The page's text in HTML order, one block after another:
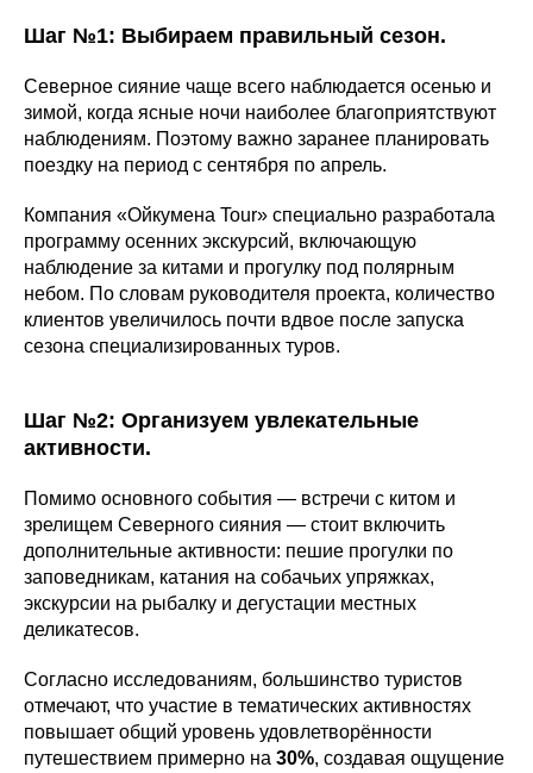
Шаг №1: Выбираем правильный сезон.
Северное сияние чаще всего наблюдается осенью и
зимой, когда ясные ночи наиболее благоприятствуют
наблюдениям. Поэтому важно заранее планировать
поездку на период с сентября по апрель.
Компания «Ойкумена Tour» специально разработала
программу осенних экскурсий, включающую
наблюдение за китами и прогулку под полярным
небом. По словам руководителя проекта, количество
клиентов увеличилось почти вдвое после запуска
сезона специализированных туров.
Шаг №2: Организуем увлекательные
активности.
Помимо основного события — встречи с китом и
зрелищем Северного сияния — стоит включить
дополнительные активности: пешие прогулки по
заповедникам, катания на собачьих упряжках,
экскурсии на рыбалку и дегустации местных
деликатесов.
Согласно исследованиям, большинство туристов
отмечают, что участие в тематических активностях
повышает общий уровень удовлетворённости
путешествием примерно на 30%, создавая ощущение